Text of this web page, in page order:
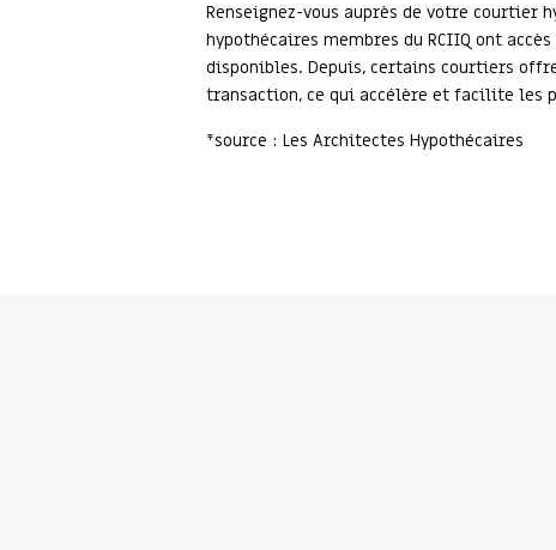
Renseignez-vous auprès de votre
hypothécaires membres du RCIIQ ont
disponibles. Depuis, certains courtiers
transaction, ce qui accélère et facilite les
*source : Les Architectes Hypothécaires